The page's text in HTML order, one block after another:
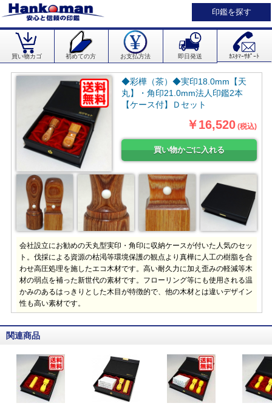
印鑑を探す
買い物カゴ 初めての方 お支払方法 即日発送 ｶｽﾀﾏｰｻﾎﾟｰﾄ
◆彩樺（茶）◆実印18.0mm【天
丸】・角印21.0mm法人印鑑2本
【ケース付】Ｄセット
￥16,520 (税込)
会社設立にお勧めの天丸型実印・角印に収納ケースが付いた人気のセッ
ト。伐採による資源の枯渇等環境保護の観点より真樺に人工の樹脂を合
わせ高圧処理を施したエコ木材です。高い耐久力に加え歪みの軽減等木
材の弱点を補った新世代の素材です。フローリング等にも使用される温
かみのあるはっきりとした木目が特徴的で、他の木材とは違いデザイン
性も高い素材です。
関連商品